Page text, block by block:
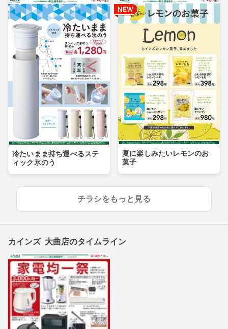
冷たいまま持ち運べるステ
ィック氷のう
夏に楽しみたいレモンのお
菓子
チラシをもっと見る
カインズ 大曲店のタイムライン